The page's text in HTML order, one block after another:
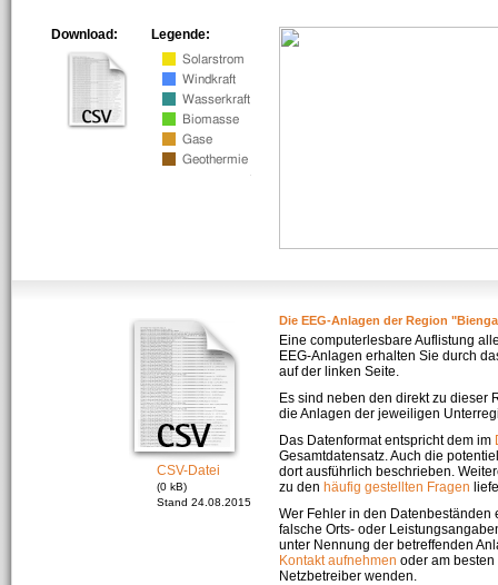
Legende:
Download:
CSV-Datei
(0 kB)
Stand 24.08.2015
Die EEG-Anlagen der Region
Eine computerlesbare Auflistung
EEG-Anlagen erhalten Sie durch
auf der linken Seite.
Es sind neben den direkt zu dieser
die Anlagen der jeweiligen
Das Datenformat entspricht dem im
Gesamtdatensatz. Auch die
dort ausführlich beschrieben.
zu den häufig gestellten Fragen
Wer Fehler in den Datenbeständen
falsche Orts- oder
unter Nennung der betreffenden
Kontakt aufnehmen oder am
Netzbetreiber wenden.